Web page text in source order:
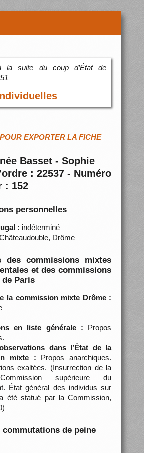
la suite du coup d’État de
EXPORTER LA FICHE
Basset - Sophie
: 22537 - Numéro
: 152
personnelles
: indéterminé
Châteaudouble, Drôme
des commissions mixtes
et des commissions
Paris
la commission mixte Drôme :
en liste générale : Propos
dans l’État de la
mixte : Propos anarchiques.
exaltées. (Insurrection de la
supérieure du
État général des individus sur
été statué par la Commission,
commutations de peine